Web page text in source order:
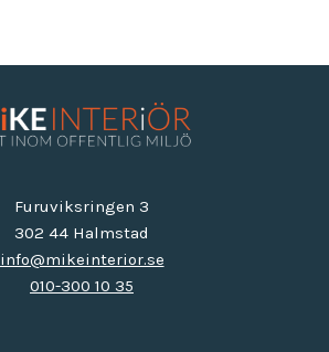
Furuviksringen 3
302 44 Halmstad
info@mikeinterior.se
010-300 10 35